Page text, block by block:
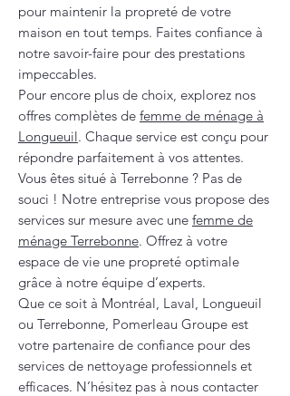
pour maintenir la propreté de votre
maison en tout temps. Faites confiance à
notre savoir-faire pour des prestations
impeccables.
Pour encore plus de choix, explorez nos
offres complètes de femme de ménage à
Longueuil. Chaque service est conçu pour
répondre parfaitement à vos attentes.
Vous êtes situé à Terrebonne ? Pas de
souci ! Notre entreprise vous propose des
services sur mesure avec une femme de
ménage Terrebonne. Offrez à votre
espace de vie une propreté optimale
grâce à notre équipe d’experts.
Que ce soit à Montréal, Laval, Longueuil
ou Terrebonne, Pomerleau Groupe est
votre partenaire de confiance pour des
services de nettoyage professionnels et
efficaces. N’hésitez pas à nous contacter